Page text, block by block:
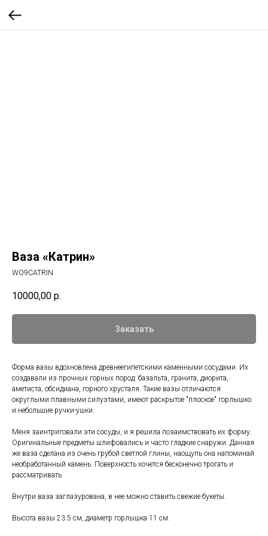
Ваза «Катрин»
WO9CATRIN
10000,00 р.
Заказать
Форма вазы вдохновлена древнеегипетскими каменными сосудами. Их
создавали из прочных горных пород: базальта, гранита, диорита,
аметиста, обсидиана, горного хрусталя. Такие вазы отличаются
округлыми плавными силуэтами, имеют раскрытое "плоское" горлышко
и небольшие ручки-ушки.
Меня заинтриговали эти сосуды, и я решила позаимствовать их форму.
Оригинальные предметы шлифовались и часто гладкие снаружи. Данная
же ваза сделана из очень грубой светлой глины, наощупь она напоминай
необработанный камень. Поверхность хочется бесконечно трогать и
рассматривать.
Внутри ваза заглазурована, в нее можно ставить свежие букеты.
Высота вазы 23.5 см, диаметр горлышка 11 см.